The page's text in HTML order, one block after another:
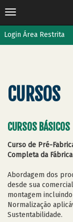
Login Área Restrita
CURSOS
CURSOS BÁSICOS
Curso de Pré-
Completa da
Abordagem dos
desde sua
montagem
Normalização
Sustentabilidade.